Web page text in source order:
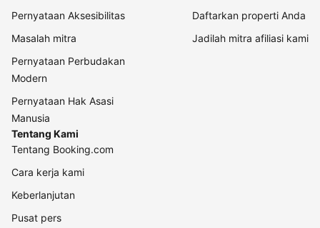
Pernyataan Aksesibilitas
Masalah mitra
Pernyataan Perbudakan
Modern
Pernyataan Hak Asasi
Manusia
Daftarkan properti Anda
Jadilah mitra afiliasi kami
Tentang Kami
Tentang Booking.com
Cara kerja kami
Keberlanjutan
Pusat pers